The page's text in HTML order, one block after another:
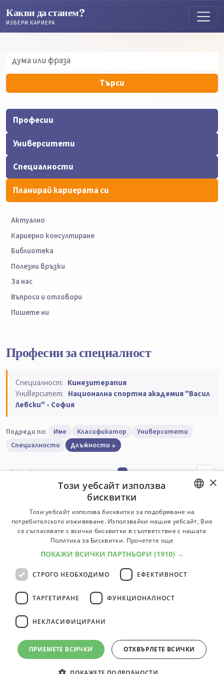
Какви да станем?
ИЗБЕРИ КАРИЕРА
Търси
Професии
Университети
Специалности
Планирай кариерата си
Актуално
Кариерно консултиране
Библиотека
Полезни връзки
За нас
Въпроси и отговори
Пишете ни
Професии за специалност
Специалност: Кинезитерапия
Университет: Национална спортна академия "Васил
Левски" - София
Подреди по: Име Класификатор
Университети
Специалности
Длъжности
1професии 1
възпитание и спорт
Съвременният спорт е многостранно обществено
явление и сфера на човешката дейност, която се
характеризира със специализирана система от
Университети:6Специалности: 19
професии
BULGARIAN
ENGLISH
×
Този уебсайт използва
бисквитки
Този уебсайт използва бисквитки за подобряване на
потребителското изживяване. Използвайки нашия уебсайт, Вие
се съгласявате с всички бисквитки в съответствие с нашата
Политика за Бисквитки. Прочетете още
ПОКАЖИ ВСИЧКИ ПАРТНЬОРИ (1910) →
СТРОГО НЕОБХОДИМО ЕФЕКТИВНОСТ
ТАРГЕТИРАНЕ ФУНКЦИОНАЛНОСТ
НЕКЛАСИФИЦИРАНИ
ПРИЕМЕТЕ ВСИЧКИ ОТХВЪРЛЕТЕ ВСИЧКИ